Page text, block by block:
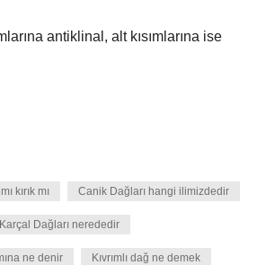
antiklinal, alt kısımlarına ise
kırık mı Canik Dağları hangi ilimizdedir
Karçal Dağları nerededir
ne denir Kıvrımlı dağ ne demek